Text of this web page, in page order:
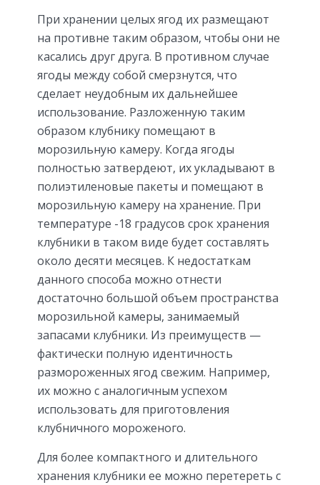
При хранении целых ягод их размещают
на противне таким образом, чтобы они не
касались друг друга. В противном случае
ягоды между собой смерзнутся, что
сделает неудобным их дальнейшее
использование. Разложенную таким
образом клубнику помещают в
морозильную камеру. Когда ягоды
полностью затвердеют, их укладывают в
полиэтиленовые пакеты и помещают в
морозильную камеру на хранение. При
температуре -18 градусов срок хранения
клубники в таком виде будет составлять
около десяти месяцев. К недостаткам
данного способа можно отнести
достаточно большой объем пространства
морозильной камеры, занимаемый
запасами клубники. Из преимуществ —
фактически полную идентичность
размороженных ягод свежим. Например,
их можно с аналогичным успехом
использовать для приготовления
клубничного мороженого.
Для более компактного и длительного
хранения клубники ее можно перетереть с